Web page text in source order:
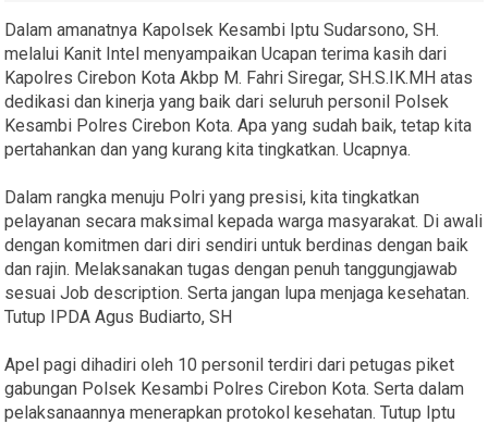
Dalam amanatnya Kapolsek Kesambi Iptu Sudarsono, SH.
melalui Kanit Intel menyampaikan Ucapan terima kasih dari
Kapolres Cirebon Kota Akbp M. Fahri Siregar, SH.S.IK.MH atas
dedikasi dan kinerja yang baik dari seluruh personil Polsek
Kesambi Polres Cirebon Kota. Apa yang sudah baik, tetap kita
pertahankan dan yang kurang kita tingkatkan. Ucapnya.
Dalam rangka menuju Polri yang presisi, kita tingkatkan
pelayanan secara maksimal kepada warga masyarakat. Di awali
dengan komitmen dari diri sendiri untuk berdinas dengan baik
dan rajin. Melaksanakan tugas dengan penuh tanggungjawab
sesuai Job description. Serta jangan lupa menjaga kesehatan.
Tutup IPDA Agus Budiarto, SH
Apel pagi dihadiri oleh 10 personil terdiri dari petugas piket
gabungan Polsek Kesambi Polres Cirebon Kota. Serta dalam
pelaksanaannya menerapkan protokol kesehatan. Tutup Iptu